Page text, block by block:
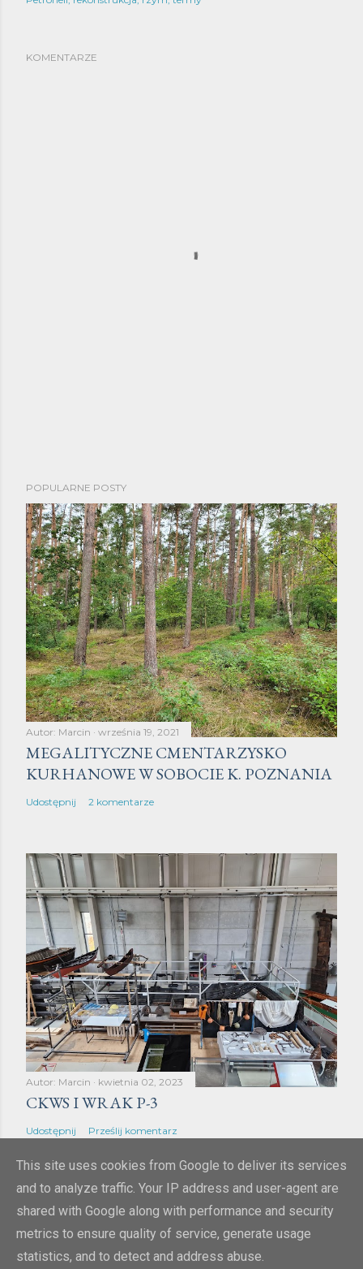
KOMENTARZE
POPULARNE POSTY
Autor: Marcin września 19, 2021
MEGALITYCZNE CMENTARZYSKO
KURHANOWE W SOBOCIE K. POZNANIA
Udostępnij 2 komentarze
Autor: Marcin kwietnia 02, 2023
CKWS I WRAK P-3
Udostępnij Prześlij komentarz
Obsługiwane przez usługę Blogger
lucivo 2009-2023
This site uses cookies from Google to deliver its services
and to analyze traffic. Your IP address and user-agent are
shared with Google along with performance and security
metrics to ensure quality of service, generate usage
statistics, and to detect and address abuse.